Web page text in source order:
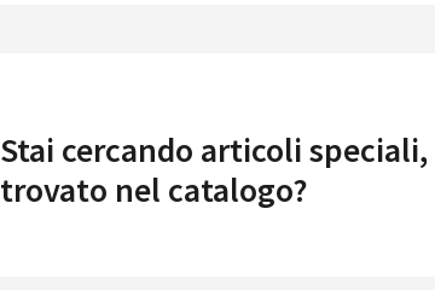
Stai cercando articoli
trovato nel catalogo?